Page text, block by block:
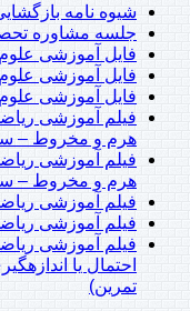
شیوه نامه بازگشایی
جلسه مشاوره
فایل آموزشی علوم
فایل آموزشی علوم
فایل آموزشی علوم
هرم و مخروط –
هرم و مخروط –
فیلم آموزشی ریاضی پایه
فیلم آموزشی ریاضی
احتمال یا
تمرین)